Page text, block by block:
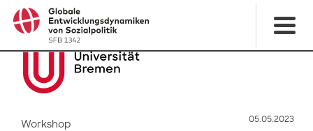
05.05.2023
Workshop